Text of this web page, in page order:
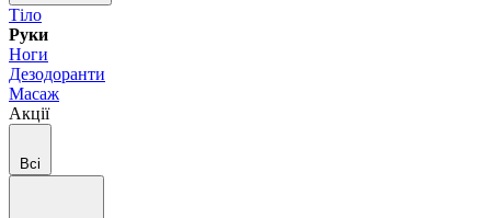
Тіло
Руки
Ноги
Дезодоранти
Масаж
Акції
Всі